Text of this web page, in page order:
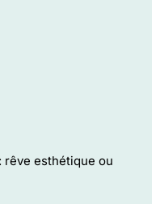
rêve esthétique ou